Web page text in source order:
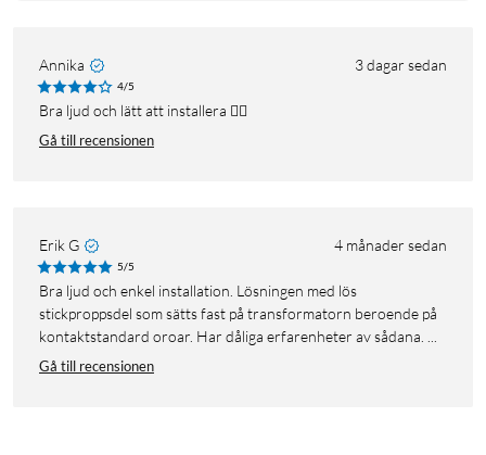
Annika 3 dagar sedan
4/5
Bra ljud och lätt att installera 👍🏼
Gå till recensionen
Erik G 4 månader sedan
5/5
Bra ljud och enkel installation. Lösningen med lös
stickproppsdel som sätts fast på transformatorn beroende på
kontaktstandard oroar. Har dåliga erfarenheter av sådana. ...
Gå till recensionen